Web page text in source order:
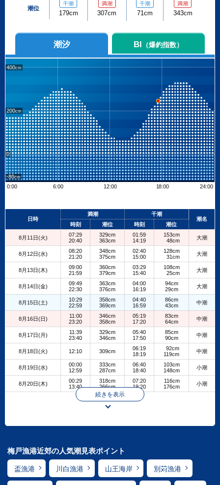
潮位
干潮
179cm
満潮
307cm
干潮
71cm
満潮
343cm
潮汐 BI （爆釣指数）
400
200
0
-80
0:00
6:00 12:00 18:00 24:00
+
日時
満潮
干潮
潮名
時刻
潮位 時刻 潮位
8月11日(火)
07:29
20:40
329cm
363cm
01:59
14:19
153cm
48cm
大潮
8月12日(水)
08:20
21:20
348cm
375cm
02:40
15:00
128cm
31cm
大潮
8月13日(木)
09:00
21:59
360cm
379cm
03:29
15:40
108cm
25cm
大潮
8月14日(金)
09:49
22:30
363cm
376cm
04:00
16:19
94cm
29cm
大潮
8月15日(土)
10:29
22:59
358cm
369cm
04:40
16:59
86cm
43cm
中潮
8月16日(日)
11:00
23:20
346cm
358cm
05:19
17:20
83cm
64cm
中潮
8月17日(月)
11:39
23:40
329cm
346cm
05:40
17:50
85cm
90cm
中潮
8月18日(火) 12:10 309cm
06:19
18:19
92cm
119cm
中潮
8月19日(水)
00:00
12:59
333cm
287cm
06:40
18:40
103cm
148cm
小潮
8月20日(木)
00:29
13:40
318cm
266cm
07:20
19:20
116cm
176cm
小潮
続きを表示
梅戸漁港近郊の人気潮見表ポイント
盃漁港 川白漁港 山王海岸 別苅漁港